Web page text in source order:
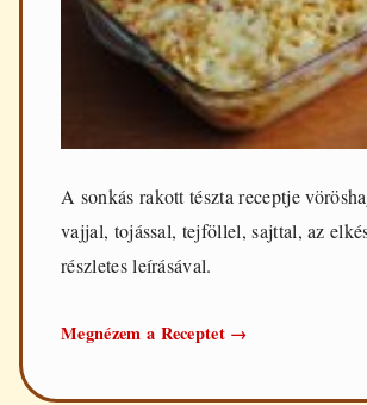
A sonkás rakott tészta receptje
vajjal, tojással, tejföllel, sajttal, az
részletes leírásával.
Megnézem a Receptet Sonkás
→